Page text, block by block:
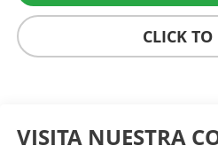
CLICK TO
VISITA NUESTRA